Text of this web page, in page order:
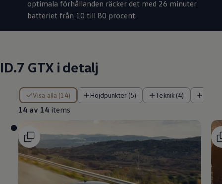
optimala förhållanden räcker det med 26 minuter
batteriet från 10 till 80 procent.
ID.7 GTX i detalj
Visa alla (14) Höjdpunkter (5) Teknik (4)
14 av 14 items
14 av 14 items